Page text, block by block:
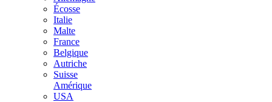
Écosse
Italie
Malte
France
Belgique
Autriche
Suisse
Amérique
USA